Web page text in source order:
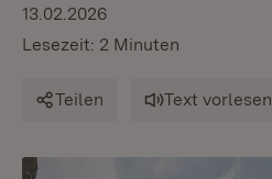
13.02.2026
Lesezeit: 2 Minuten
Teilen Text vorlesen